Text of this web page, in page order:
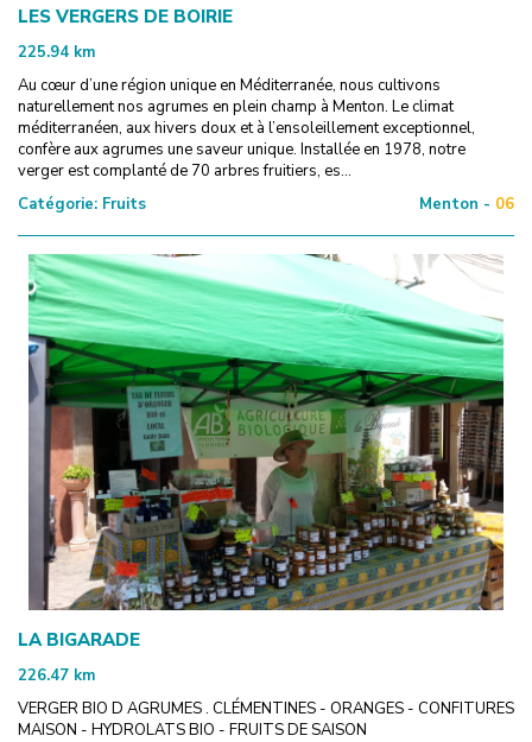
LES VERGERS DE BOIRIE
225.94 km
Au cœur d’une région unique en Méditerranée, nous cultivons
naturellement nos agrumes en plein champ à Menton. Le climat
méditerranéen, aux hivers doux et à l’ensoleillement exceptionnel,
confère aux agrumes une saveur unique. Installée en 1978, notre
verger est complanté de 70 arbres fruitiers, es...
Catégorie: Fruits Menton - 06
LA BIGARADE
226.47 km
VERGER BIO D AGRUMES . CLÉMENTINES - ORANGES - CONFITURES
MAISON - HYDROLATS BIO - FRUITS DE SAISON